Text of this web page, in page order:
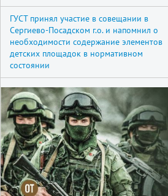
ГУСТ принял участие в совещании в
Сергиево-Посадском г.о. и напомнил о
необходимости содержание элементов
детских площадок в нормативном
состоянии